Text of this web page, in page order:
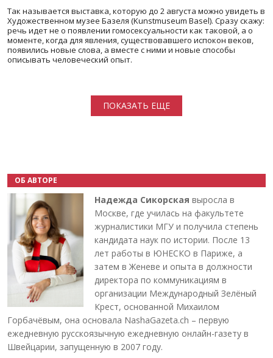
Так называется выставка, которую до 2 августа можно увидеть в
Художественном музее Базеля (Kunstmuseum Basel). Сразу скажу:
речь идет не о появлении гомосексуальности как таковой, а о
моменте, когда для явления, существовавшего испокон веков,
появились новые слова, а вместе с ними и новые способы
описывать человеческий опыт.
ПОКАЗАТЬ ЕЩЕ
ОБ АВТОРЕ
Надежда Сикорская выросла в
Москве, где училась на факультете
журналистики МГУ и получила степень
кандидата наук по истории. После 13
лет работы в ЮНЕСКО в Париже, а
затем в Женеве и опыта в должности
директора по коммуникациям в
организации Международный Зелёный
Крест, основанной Михаилом
Горбачёвым, она основала NashaGazeta.ch – первую
ежедневную русскоязычную ежедневную онлайн-газету в
Швейцарии, запущенную в 2007 году.